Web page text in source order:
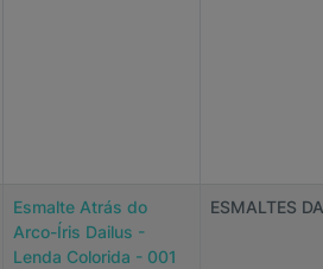
Esmalte Atrás do
Arco-Íris Dailus -
Lenda Colorida - 001
ESMALTES